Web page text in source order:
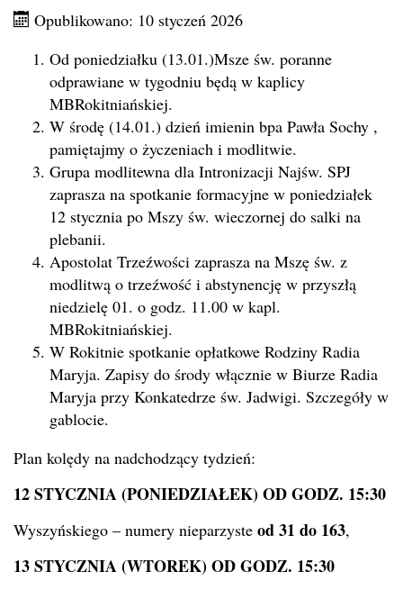
Opublikowano: 10 styczeń 2026
Od poniedziałku (13.01.)Msze św. poranne
odprawiane w tygodniu będą w kaplicy
MBRokitniańskiej.
W środę (14.01.) dzień imienin bpa Pawła Sochy ,
pamiętajmy o życzeniach i modlitwie.
Grupa modlitewna dla Intronizacji Najśw. SPJ
zaprasza na spotkanie formacyjne w poniedziałek
12 stycznia po Mszy św. wieczornej do salki na
plebanii.
Apostolat Trzeźwości zaprasza na Mszę św. z
modlitwą o trzeźwość i abstynencję w przyszłą
niedzielę 01. o godz. 11.00 w kapl.
MBRokitniańskiej.
W Rokitnie spotkanie opłatkowe Rodziny Radia
Maryja. Zapisy do środy włącznie w Biurze Radia
Maryja przy Konkatedrze św. Jadwigi. Szczegóły w
gablocie.
Plan kolędy na nadchodzący tydzień:
12 STYCZNIA (PONIEDZIAŁEK) OD GODZ. 15:30
Wyszyńskiego – numery nieparzyste od 31 do 163,
13 STYCZNIA (WTOREK) OD GODZ. 15:30